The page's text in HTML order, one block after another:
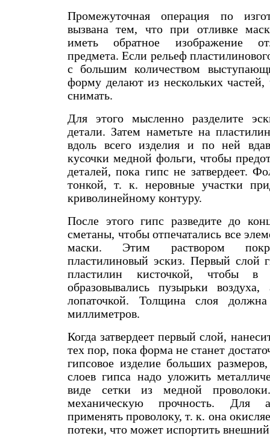
Промежуточная операция по
вызвана тем, что при отливке
иметь обратное изображение
предмета. Если рельеф
с большим количеством
форму делают из нескольких
снимать.
Для этого мысленно разделите
детали. Затем наметьте на
вдоль всего изделия и по ней
кусочки медной фольги, чтобы
деталей, пока гипс не затвердеет.
тонкой, т. к. неровные участки
криволинейному контуру.
После этого гипс разведите до
сметаны, чтобы отпечатались все
маски. Этим раствором
пластилиновый эскиз. Первый слой
пластилин кисточкой, чтобы в
образовывались пузырьки
лопаточкой. Толщина слоя
миллиметров.
Когда затвердеет первый слой,
тех пор, пока форма не станет
гипсовое изделие больших
слоев гипса надо уложить
виде сетки из медной
механическую прочность. Для
применять проволоку, т. к. она
потеки, что может испортить